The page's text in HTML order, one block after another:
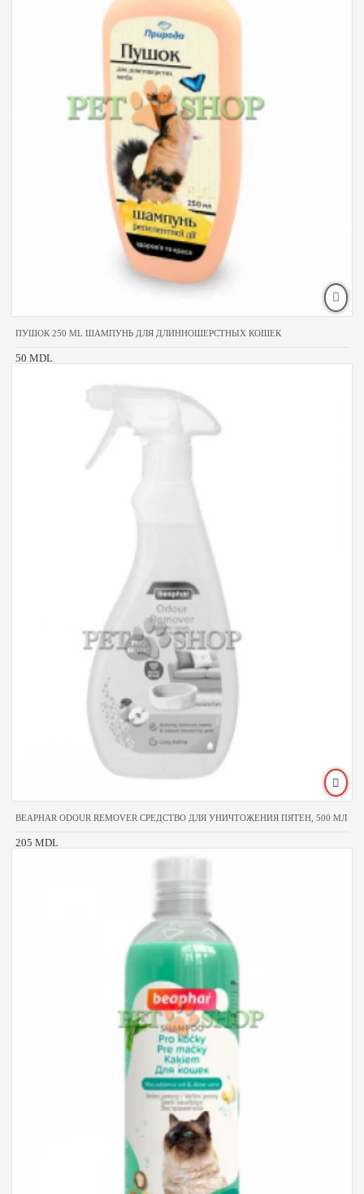
ПУШОК 250 ML ШАМПУНЬ ДЛЯ ДЛИННОШЕРСТНЫХ КОШЕК
50 MDL
BEAPHAR ODOUR REMOVER СРЕДСТВО ДЛЯ УНИЧТОЖЕНИЯ ПЯТЕН, 500 МЛ
205 MDL